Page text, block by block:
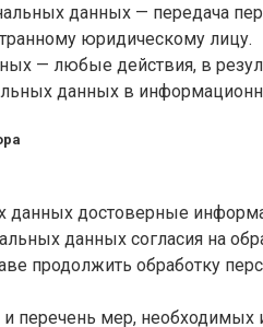
данных — передача
юридическому лицу.
— любые действия, в
данных в
данных достоверные
данных согласия на
продолжить обработку
и перечень мер,